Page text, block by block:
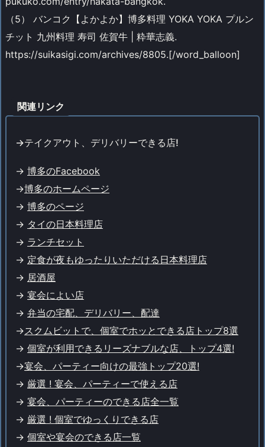
（5） バンコク【よかよか】博多料理 YOKA YOKA プルン
チット 九州料理 寿司 佐賀牛 | 粋華志義.
https://suikasigi.com/archives/8805.[/word_balloon]
関連リンク
->テイクアウト、デリバリーできる店!
-> 博多のFacebook
->博多のホームページ
-> 博多のページ
-> タイの日本料理店
-> ランチセット
-> 定食が夜もゆったりいただける日本料理店
-> 居酒屋
-> 宴会によい店
-> 弁当の宅配、デリバリー、配達
->スクムビットで、個室でホッとできる店トップ8選
-> 個室が利用できるリーズナブルな店、トップ4選!
->宴会、パーティー向けの最強トップ20選!
-> 厳選 ! 宴会、パーティーで使える店
-> 宴会、パーティーのできる店全一覧
-> 厳選 ! 個室でゆっくりできる店
-> 個室や宴会のできる店一覧